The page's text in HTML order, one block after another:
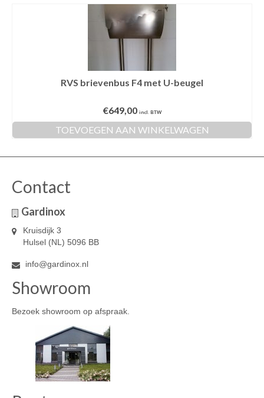
RVS brievenbus F4 met U-beugel
€649,00 incl. BTW
TOEVOEGEN AAN WINKELWAGEN
Contact
Gardinox
Kruisdijk 3
Hulsel (NL) 5096 BB
info@gardinox.nl
Showroom
Bezoek showroom op afspraak.